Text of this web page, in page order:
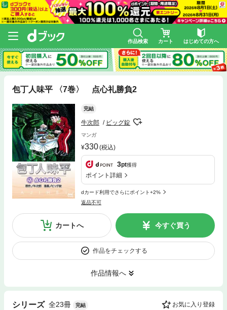
作品検索 カート はじめての方へ
包丁人味平 〈7巻〉 点心礼勝負2
完結
牛次郎 ビッグ錠
マンガ
330(税込)
3pt獲得
ポイント詳細
dカード利用でさらにポイント+2%
返品不可
カートへ 今すぐ買う
作品をチェックする
作品情報へ
シリーズ 全23冊 完結 お気に入り登録